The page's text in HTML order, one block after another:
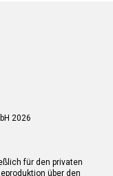
2026
für den privaten
über den